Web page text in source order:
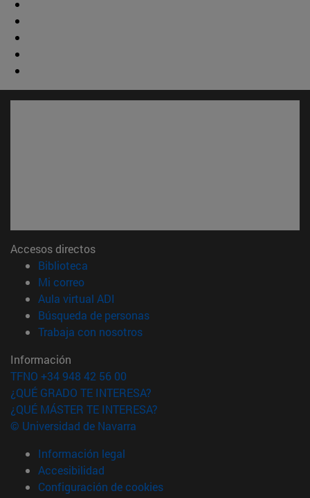
Accesos directos
Biblioteca
Mi correo(abre en nueva ventana)
Aula virtual ADI
Búsqueda de personas(abre en nueva ventana)
Trabaja con nosotros(abre en nueva ventana)
Información
TFNO +34 948 42 56 00
¿QUÉ GRADO TE INTERESA?
¿QUÉ MÁSTER TE INTERESA?
© Universidad de Navarra
Información legal
Accesibilidad
Configuración de cookies